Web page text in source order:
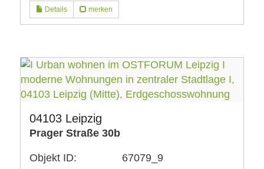
Details merken
04103 Leipzig
Prager Straße 30b
Objekt ID:
67079_9